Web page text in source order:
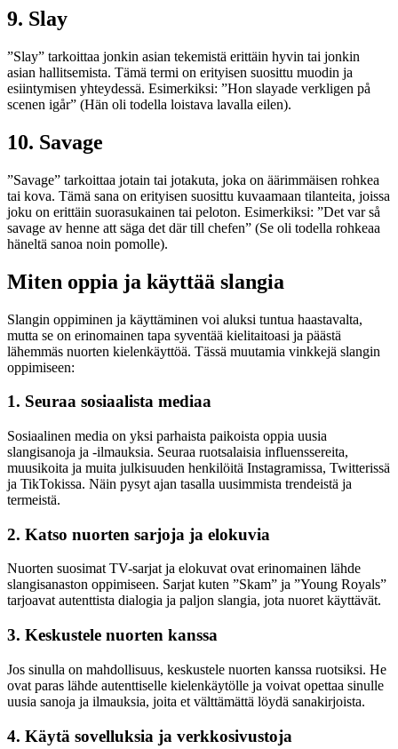
9. Slay
”Slay” tarkoittaa jonkin asian tekemistä erittäin hyvin tai jonkin
asian hallitsemista. Tämä termi on erityisen suosittu muodin ja
esiintymisen yhteydessä. Esimerkiksi: ”Hon slayade verkligen på
scenen igår” (Hän oli todella loistava lavalla eilen).
10. Savage
”Savage” tarkoittaa jotain tai jotakuta, joka on äärimmäisen rohkea
tai kova. Tämä sana on erityisen suosittu kuvaamaan tilanteita, joissa
joku on erittäin suorasukainen tai peloton. Esimerkiksi: ”Det var så
savage av henne att säga det där till chefen” (Se oli todella rohkeaa
häneltä sanoa noin pomolle).
Miten oppia ja käyttää slangia
Slangin oppiminen ja käyttäminen voi aluksi tuntua haastavalta,
mutta se on erinomainen tapa syventää kielitaitoasi ja päästä
lähemmäs nuorten kielenkäyttöä. Tässä muutamia vinkkejä slangin
oppimiseen:
1. Seuraa sosiaalista mediaa
Sosiaalinen media on yksi parhaista paikoista oppia uusia
slangisanoja ja -ilmauksia. Seuraa ruotsalaisia influenssereita,
muusikoita ja muita julkisuuden henkilöitä Instagramissa, Twitterissä
ja TikTokissa. Näin pysyt ajan tasalla uusimmista trendeistä ja
termeistä.
2. Katso nuorten sarjoja ja elokuvia
Nuorten suosimat TV-sarjat ja elokuvat ovat erinomainen lähde
slangisanaston oppimiseen. Sarjat kuten ”Skam” ja ”Young Royals”
tarjoavat autenttista dialogia ja paljon slangia, jota nuoret käyttävät.
3. Keskustele nuorten kanssa
Jos sinulla on mahdollisuus, keskustele nuorten kanssa ruotsiksi. He
ovat paras lähde autenttiselle kielenkäytölle ja voivat opettaa sinulle
uusia sanoja ja ilmauksia, joita et välttämättä löydä sanakirjoista.
4. Käytä sovelluksia ja verkkosivustoja